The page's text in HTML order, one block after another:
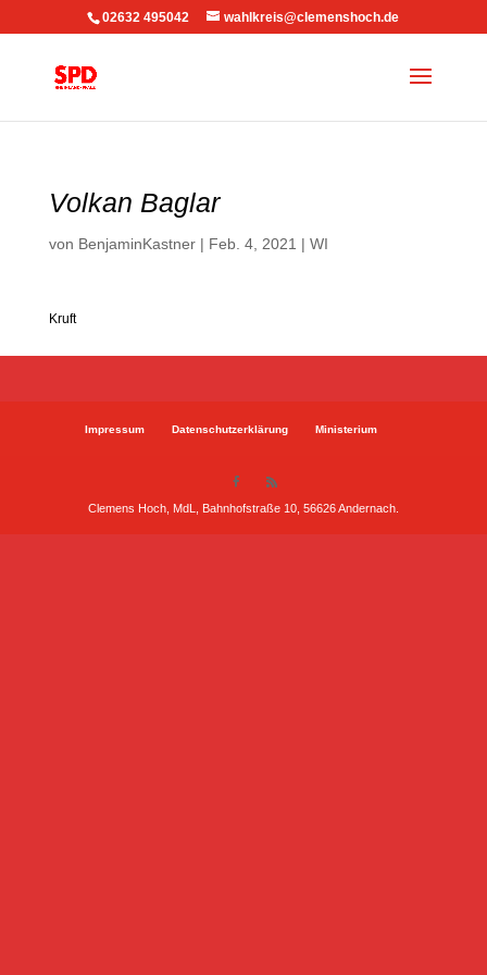
02632 495042 wahlkreis@clemenshoch.de
Volkan Baglar
von BenjaminKastner| Feb. 4, 2021 | WI
Kruft
Impressum Datenschutzerklärung Ministerium
Clemens Hoch, MdL, Bahnhofstraße 10, 56626 Andernach.